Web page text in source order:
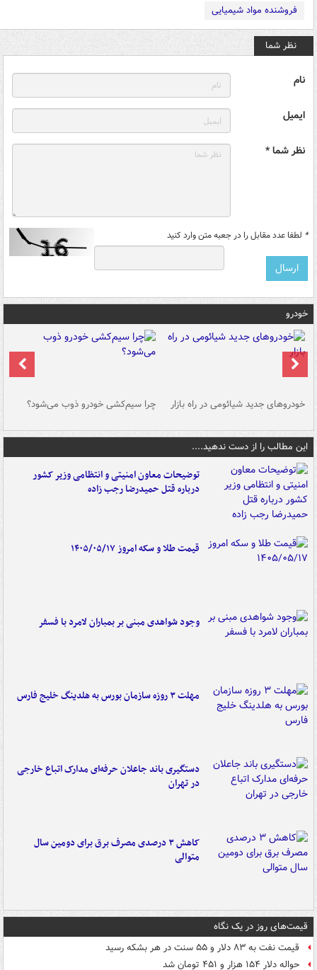
فروشنده مواد شیمیایی
نظر شما
نام
ایمیل
نظر شما *
* لطفا عدد مقابل را در جعبه متن وارد کنید
خودرو
خودروهای جدید شیائومی در راه بازار چرا سیم‌کشی خودرو ذوب می‌شود؟
این مطالب را از دست ندهید....
توضیحات معاون امنیتی و انتظامی وزیر کشور
درباره قتل حمیدرضا رجب زاده
قیمت طلا و سکه امروز ۱۴۰۵/۰۵/۱۷
وجود شواهدی مبنی بر بمباران لامرد با فسفر
مهلت ۳ روزه سازمان بورس به هلدینگ خلیج فارس
دستگیری باند جاعلان حرفه‌ای مدارک اتباع خارجی
در تهران
کاهش ۳ درصدی مصرف برق برای دومین سال
متوالی
قیمت‌های روز در یک نگاه
قیمت نفت به ۸۳ دلار و ۵۵ سنت در هر بشکه رسید
حواله دلار ۱۵۴ هزار و ۴۵۱ تومان شد